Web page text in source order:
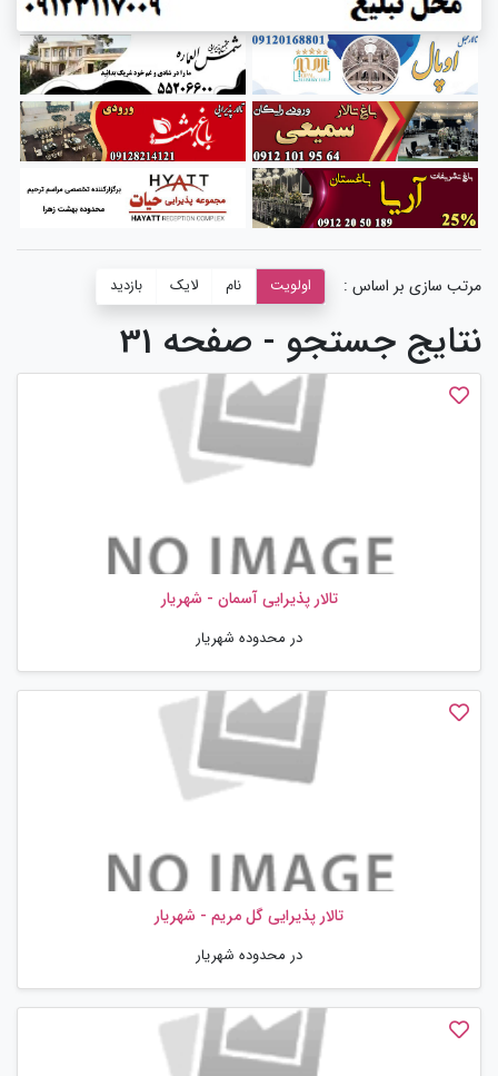
مرتب سازی بر اساس : اولویت نام لایک بازدید
نتایج جستجو - صفحه 31
تالار پذیرایی آسمان - شهریار
در محدوده شهریار
تالار پذیرایی گل مریم - شهریار
در محدوده شهریار